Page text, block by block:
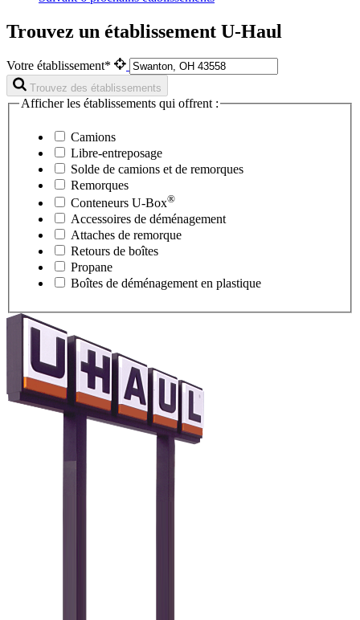
Trouvez un établissement U-Haul
Votre établissement*
Trouvez des établissements
Afficher les établissements qui offrent :
Camions
Libre-entreposage
Solde de camions et de remorques
Remorques
Conteneurs U-Box®
Accessoires de déménagement
Attaches de remorque
Retours de boîtes
Propane
Boîtes de déménagement en plastique